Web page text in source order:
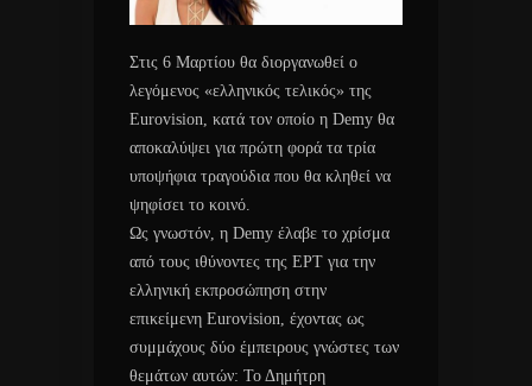
Στις 6 Μαρτίου θα διοργανωθεί ο
λεγόμενος «ελληνικός τελικός» της
Eurovision, κατά τον οποίο η Demy θα
αποκαλύψει για πρώτη φορά τα τρία
υποψήφια τραγούδια που θα κληθεί να
ψηφίσει το κοινό.
Ως γνωστόν, η Demy έλαβε το χρίσμα
από τους ιθύνοντες της ΕΡΤ για την
ελληνική εκπροσώπηση στην
επικείμενη Eurovision, έχοντας ως
συμμάχους δύο έμπειρους γνώστες των
θεμάτων αυτών: Το Δημήτρη